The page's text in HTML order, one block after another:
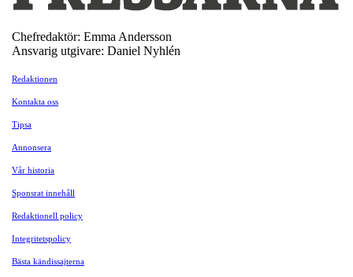
Chefredaktör: Emma Andersson
Ansvarig utgivare: Daniel Nyhlén
Redaktionen
Kontakta oss
Tipsa
Annonsera
Vår historia
Sponsrat innehåll
Redaktionell policy
Integritetspolicy
Bästa kändissajterna